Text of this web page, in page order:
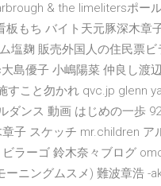
& the limelitersポー
板もち バイト天元豚深木章
塩麹 販売外国人の住民票ビ
島優子 小嶋陽菜 仲良し渡
すこと勿かれ qvc.jp glenn
ダンス 動画 はじめの一歩
子 スケッチ mr.children ア
ラーゴ 鈴木奈々ブログ
ーニングムスメ) 難波章浩 -